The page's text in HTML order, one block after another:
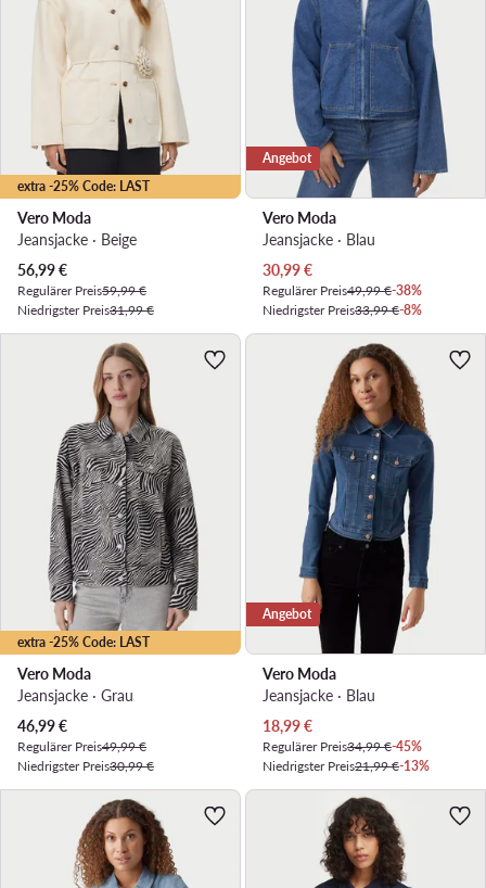
extra -25% Code: LAST
Vero Moda
Jeansjacke · Beige
Aktueller Preis
56,99€
Regulärer Preis59,99 €
Niedrigster Preis31,99 €
Angebot
Vero Moda
Jeansjacke · Blau
Aktueller Preis
30,99€
Regulärer Preis49,99 €-38%
Niedrigster Preis33,99 €-8%
extra -25% Code: LAST
Vero Moda
Jeansjacke · Grau
Aktueller Preis
46,99€
Regulärer Preis49,99 €
Niedrigster Preis30,99 €
Angebot
Vero Moda
Jeansjacke · Blau
Aktueller Preis
18,99€
Regulärer Preis34,99 €-45%
Niedrigster Preis21,99 €-13%